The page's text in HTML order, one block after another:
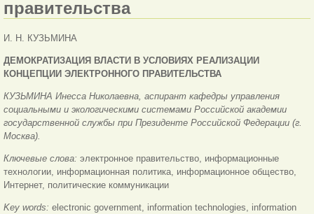
правительства
И. H. КУЗЬМИНА
ДЕМОКРАТИЗАЦИЯ ВЛАСТИ В УСЛОВИЯХ РЕАЛИЗАЦИИ
КОНЦЕПЦИИ ЭЛЕКТРОННОГО ПРАВИТЕЛЬСТВА
КУЗЬМИНА Инесса Николаевна, аспирант кафедры управления
социальными и экологическими системами Российской академии
государственной службы при Президенте Российской Федерации (г.
Москва).
Ключевые слова: электронное правительство, информационные
технологии, информационная политика, информационное общество,
Интернет, политические коммуникации
Key words: electronic government, information technologies, information